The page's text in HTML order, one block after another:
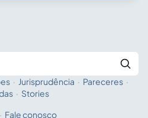
com a IA
· Jurisprudência · Pareceres ·
· Stories
· Fale conosco